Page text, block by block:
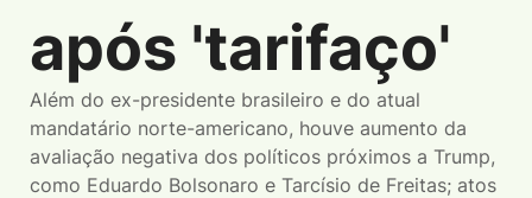
após 'tarifaço'
Além do ex-presidente brasileiro e do atual
mandatário norte-americano, houve aumento da
avaliação negativa dos políticos próximos a Trump,
como Eduardo Bolsonaro e Tarcísio de Freitas; atos